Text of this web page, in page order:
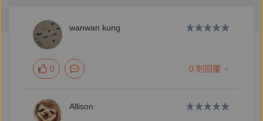
意趣的篇章段落。
∣ 她的少女，是好奇，是清亮，是真的喜歡 ∣
人一一遠行，她最終成為一個自擁廚房的女子。然循著
吃食滋味，她重回那仿如傳說盛世的親族過往，再現早
wanwan kung
0 0 則回覆
Allison